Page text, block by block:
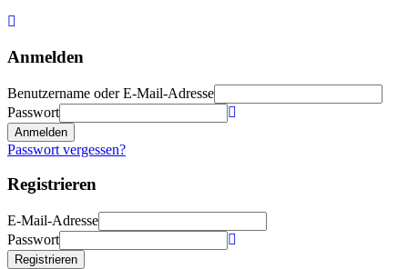
Anmelden
Benutzername oder E-Mail-Adresse
Passwort
Anmelden
Passwort vergessen?
Registrieren
E-Mail-Adresse
Passwort
Registrieren